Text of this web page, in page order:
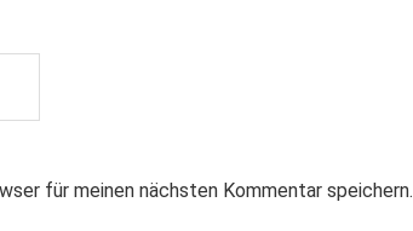
für meinen nächsten Kommentar speichern.